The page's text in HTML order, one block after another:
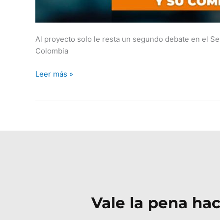
Al proyecto solo le resta un segundo debate en el
Colombia
Leer más »
Vale la pena